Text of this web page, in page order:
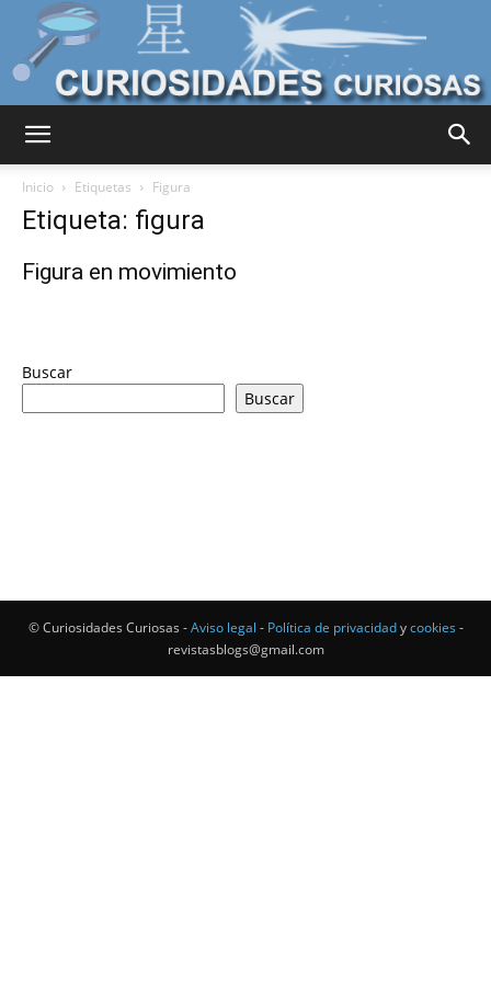
Inicio Etiquetas Figura
Etiqueta: figura
Figura en movimiento
Buscar
Buscar
© Curiosidades Curiosas -Aviso legal - Política de privacidadycookies -
revistasblogs@gmail.com